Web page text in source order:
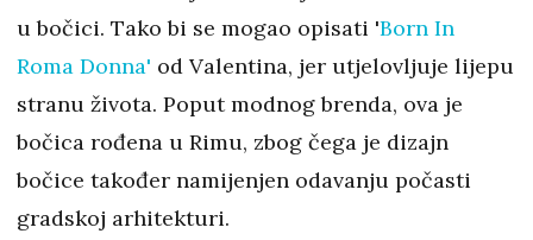
u bočici. Tako bi se mogao opisati 'Born In
Roma Donna' od Valentina, jer utjelovljuje lijepu
stranu života. Poput modnog brenda, ova je
bočica rođena u Rimu, zbog čega je dizajn
bočice također namijenjen odavanju počasti
gradskoj arhitekturi.